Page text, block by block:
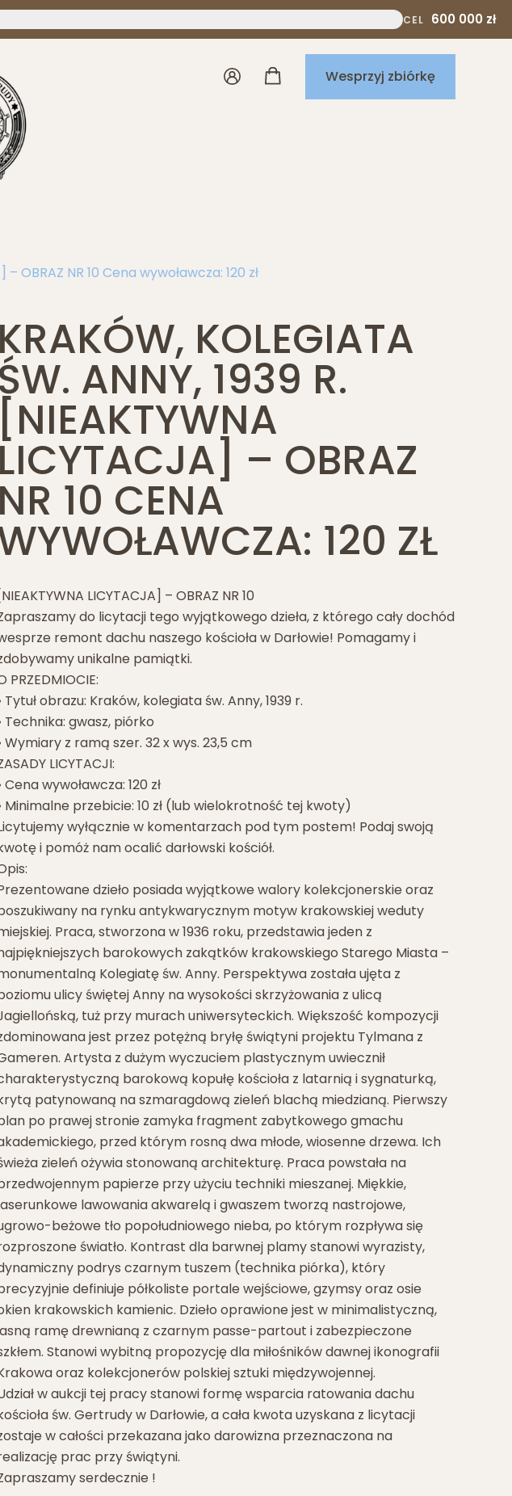
CEL 600 000 zł
Wesprzyj zbiórkę
OBRAZ NR 10 Cena wywoławcza: 120 zł
KRAKÓW, KOLEGIATA
ŚW. ANNY, 1939 R.
[NIEAKTYWNA
LICYTACJA] – OBRAZ
NR 10 CENA
120 ZŁ
[NIEAKTYWNA LICYTACJA] – OBRAZ NR 10
do licytacji tego wyjątkowego dzieła, z którego cały dochód
remont dachu naszego kościoła w Darłowie! Pomagamy i
unikalne pamiątki.
PRZEDMIOCIE:
Tytuł obrazu: Kraków, kolegiata św. Anny, 1939 r.
Technika: gwasz, piórko
Wymiary z ramą szer. 32 x wys. 23,5 cm
LICYTACJI:
Cena wywoławcza: 120 zł
Minimalne przebicie: 10 zł (lub wielokrotność tej kwoty)
wyłącznie w komentarzach pod tym postem! Podaj swoją
i pomóż nam ocalić darłowski kościół.
dzieło posiada wyjątkowe walory kolekcjonerskie oraz
na rynku antykwarycznym motyw krakowskiej weduty
Praca, stworzona w 1936 roku, przedstawia jeden z
barokowych zakątków krakowskiego Starego Miasta –
Kolegiatę św. Anny. Perspektywa została ujęta z
ulicy świętej Anny na wysokości skrzyżowania z ulicą
tuż przy murach uniwersyteckich. Większość kompozycji
jest przez potężną bryłę świątyni projektu Tylmana z
Artysta z dużym wyczuciem plastycznym uwiecznił
barokową kopułę kościoła z latarnią i sygnaturką,
patynowaną na szmaragdową zieleń blachą miedzianą. Pierwszy
po prawej stronie zamyka fragment zabytkowego gmachu
przed którym rosną dwa młode, wiosenne drzewa. Ich
zieleń ożywia stonowaną architekturę. Praca powstała na
papierze przy użyciu techniki mieszanej. Miękkie,
lawowania akwarelą i gwaszem tworzą nastrojowe,
beżowe tło popołudniowego nieba, po którym rozpływa się
światło. Kontrast dla barwnej plamy stanowi wyrazisty,
podrys czarnym tuszem (technika piórka), który
definiuje półkoliste portale wejściowe, gzymsy oraz osie
krakowskich kamienic. Dzieło oprawione jest w minimalistyczną,
ramę drewnianą z czarnym passe-partout i zabezpieczone
Stanowi wybitną propozycję dla miłośników dawnej ikonografii
oraz kolekcjonerów polskiej sztuki międzywojennej.
w aukcji tej pracy stanowi formę wsparcia ratowania dachu
św. Gertrudy w Darłowie, a cała kwota uzyskana z licytacji
w całości przekazana jako darowizna przeznaczona na
prac przy świątyni.
serdecznie !